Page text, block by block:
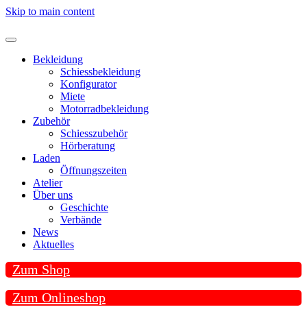
Skip to main content
Bekleidung
Schiessbekleidung
Konfigurator
Miete
Motorradbekleidung
Zubehör
Schiesszubehör
Hörberatung
Laden
Öffnungszeiten
Atelier
Über uns
Geschichte
Verbände
News
Aktuelles
Zum Shop
Zum Onlineshop